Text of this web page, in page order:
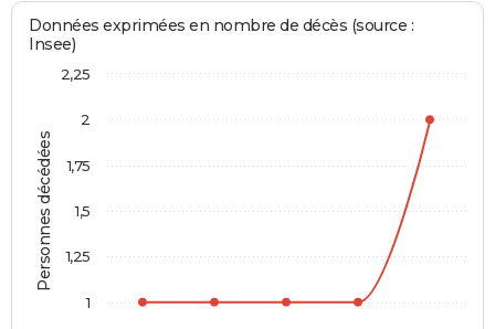
Personnes décédées
Données exprimées en nombre de décès (source :
Insee)
1
1,25
1,5
1,75
2
2,25